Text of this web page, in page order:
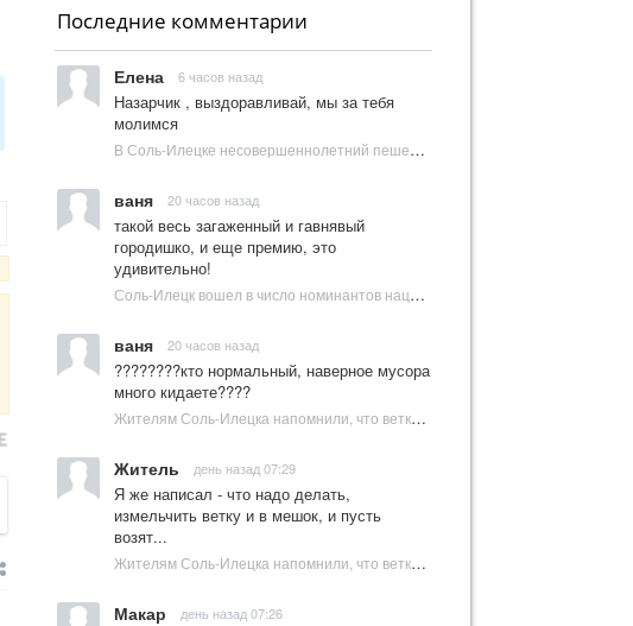
Последние комментарии
Елена 6 часов назад
Назарчик , выздоравливай, мы за тебя
молимся
В Соль-Илецке несовершеннолетний пешеход попал под колеса автомобиля | Новости Соль-Илецка
ваня 20 часов назад
такой весь загаженный и гавнявый
городишко, и еще премию, это
удивительно!
Соль-Илецк вошел в число номинантов национальной туристической премии Russian Traveler Awards | Новости Соль-Илецка
ваня 20 часов назад
????????кто нормальный, наверное мусора
много кидаете????
Жителям Соль-Илецка напомнили, что ветки от деревьев нельзя оставлять на площадках ТКО | Новости Соль-Илецка
Житель день назад 07:29
Я же написал - что надо делать,
измельчить ветку и в мешок, и пусть
возят...
Жителям Соль-Илецка напомнили, что ветки от деревьев нельзя оставлять на площадках ТКО | Новости Соль-Илецка
Макар день назад 07:26